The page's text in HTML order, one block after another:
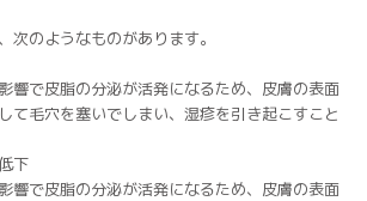
次のようなものがあります。
響で皮脂の分泌が活発になるため、皮膚の表面
て毛穴を塞いでしまい、湿疹を引き起こすこと
下
響で皮脂の分泌が活発になるため、皮膚の表面